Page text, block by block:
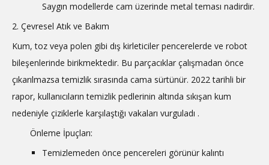
Saygın modellerde cam üzerinde metal teması nadirdir.
2. Çevresel Atık ve Bakım
Kum, toz veya polen gibi dış kirleticiler pencerelerde ve robot
bileşenlerinde birikmektedir. Bu parçacıklar çalışmadan önce
çıkarılmazsa temizlik sırasında cama sürtünür. 2022 tarihli bir
rapor, kullanıcıların temizlik pedlerinin altında sıkışan kum
nedeniyle çiziklerle karşılaştığı vakaları vurguladı .
Önleme İpuçları:
Temizlemeden önce pencereleri görünür kalıntı